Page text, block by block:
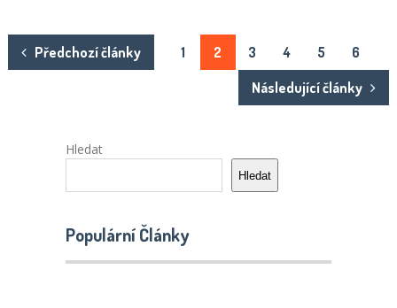
Stránkování
Předchozí články 1 2 3 4 5
6
Následující články
Hledat
Hledat
Populární Články